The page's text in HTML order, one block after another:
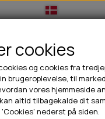
TIL HUND
💧FODER- VANDSKÅLE
TIL HUNDEEJER
Hundefoder Wolfsblut
cookies
og cookies fra
brugeroplevelse, til
vores hjemmeside
altid tilbagekalde dit
nederst på siden.